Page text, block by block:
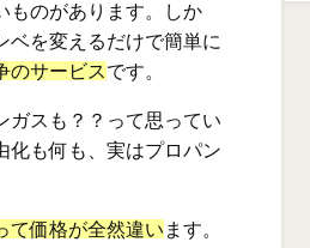
ものがあります。しか
ベを変えるだけで簡単に
のサービス です。
ガスも？？って思ってい
化も何も、実はプロパン
て価格が全然違い ます。